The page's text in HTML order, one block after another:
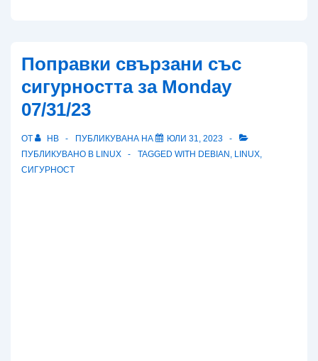
Поправки свързани със
сигурността за Monday
07/31/23
ОТ HB ПУБЛИКУВАНА НА
ЮЛИ 31, 2023
ПУБЛИКУВАНО В LINUX TAGGED WITH DEBIAN , LINUX,
СИГУРНОСТ